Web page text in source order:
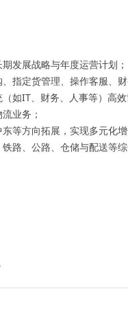
发展战略与年度运营计划；
指定货管理、操作客服、财
如IT、财务、人事等）高效
业务；
等方向拓展，实现多元化增
路、公路、仓储与配送等综